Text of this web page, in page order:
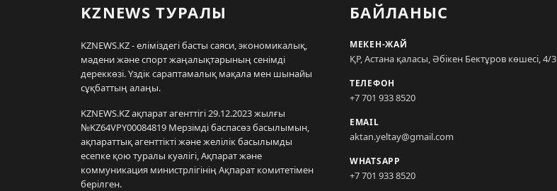
KZNEWS ТУРАЛЫ
KZNEWS.KZ - еліміздегі басты саяси, экономикалық,
мәдени және спорт жаңалықтарының сенімді
дереккөзі. Үздік сараптамалық мақала мен шынайы
сұқбаттың алаңы.
KZNEWS.KZ ақпарат агенттігі 29.12.2023 жылғы
№KZ64VPY00084819 Мерзімді баспасөз басылымын,
ақпараттық агенттікті және желілік басылымды
есепке қою туралы куәлігі, Ақпарат және
коммуникация министрлігінің Ақпарат комитетімен
берілген.
БАЙЛАНЫС
МЕКЕН-ЖАЙ
ҚР, Астана қаласы, Әбікен Бектұров көшесі, 4/3
ТЕЛЕФОН
+7 701 933 8520
EMAIL
aktan.yeltay@gmail.com
WHATSAPP
+7 701 933 8520